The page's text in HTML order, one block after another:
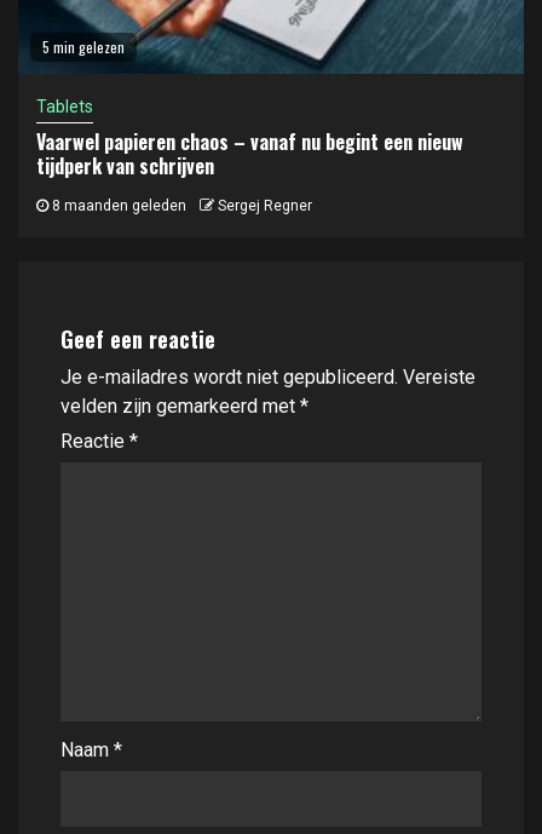
5 min gelezen
Tablets
Vaarwel papieren chaos – vanaf nu begint een nieuw
tijdperk van schrijven
8 maanden geleden Sergej Regner
Geef een reactie
Je e-mailadres wordt niet gepubliceerd. Vereiste
velden zijn gemarkeerd met *
Reactie *
Naam *